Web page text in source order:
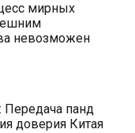
мирных
невозможен
панд
доверия Китая